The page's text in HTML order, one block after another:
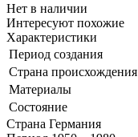
Нет в наличии
Интересуют похожие
Характеристики
Период создания
Страна происхождения
Материалы
Состояние
Страна Германия